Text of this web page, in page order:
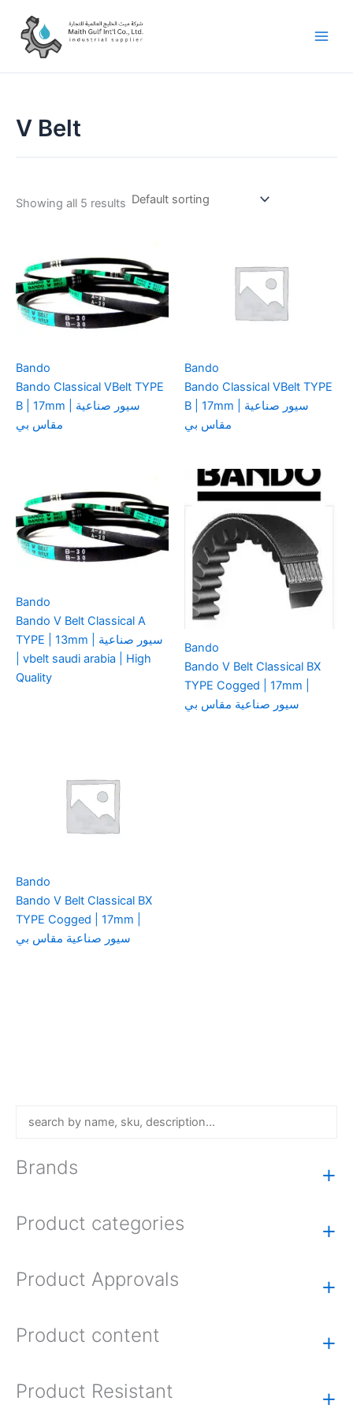
content
Brands +
Product categories +
Product Approvals +
Product content +
Product Resistant +
V Belt
Showing all 5 results
Bando
Bando Classical VBelt TYPE
B | 17mm | سيور صناعية
مقاس بي
Bando
Bando Classical VBelt TYPE
B | 17mm | سيور صناعية
مقاس بي
Bando
Bando V Belt Classical A
TYPE | 13mm | سيور صناعية
| vbelt saudi arabia | High
Quality
Bando
Bando V Belt Classical BX
TYPE Cogged | 17mm |
سيور صناعية مقاس بي
Bando
Bando V Belt Classical BX
TYPE Cogged | 17mm |
سيور صناعية مقاس بي